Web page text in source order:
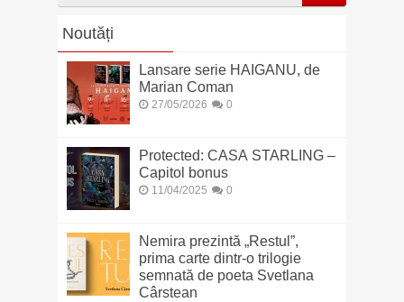
Noutăți
Lansare serie HAIGANU, de
Marian Coman
27/05/2026 0
Protected: CASA STARLING –
Capitol bonus
11/04/2025 0
Nemira prezintă „Restul”,
prima carte dintr-o trilogie
semnată de poeta Svetlana
Cârstean